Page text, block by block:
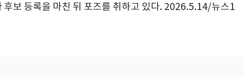
후보 등록을 마친 뒤 포즈를 취하고 있다. 2026.5.14/뉴스1